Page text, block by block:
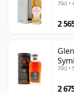
70cl •
2
30
70cl •
2